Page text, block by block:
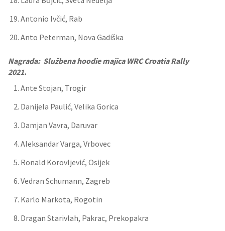
Antonio Ivčić, Rab
Anto Peterman, Nova Gadiška
Nagrada: Službena hoodie majica WRC Croatia Rally
2021.
Ante Stojan, Trogir
Danijela Paulić, Velika Gorica
Damjan Vavra, Daruvar
Aleksandar Varga, Vrbovec
Ronald Korovljević, Osijek
Vedran Schumann, Zagreb
Karlo Markota, Rogotin
Dragan Starivlah, Pakrac, Prekopakra